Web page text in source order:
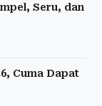
Seru, dan
Cuma Dapat